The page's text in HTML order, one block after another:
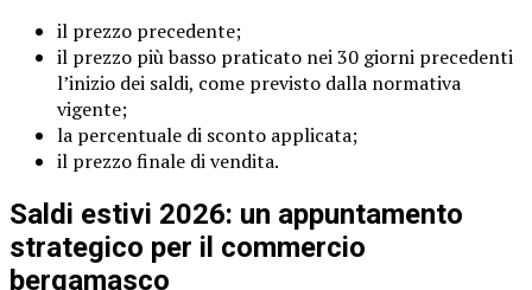
il prezzo precedente;
il prezzo più basso praticato nei 30 giorni precedenti
l’inizio dei saldi, come previsto dalla normativa
vigente;
la percentuale di sconto applicata;
il prezzo finale di vendita.
Saldi estivi 2026: un appuntamento
strategico per il commercio
bergamasco